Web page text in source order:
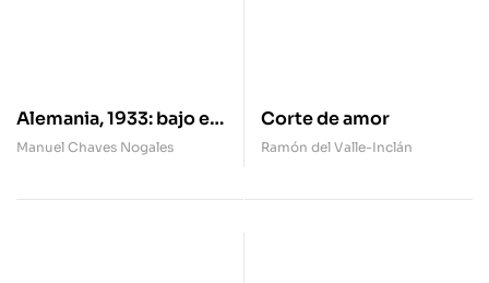
Alemania, 1933: bajo el
signo de la esvástica
Manuel Chaves Nogales
Corte de amor
Ramón del Valle-Inclán